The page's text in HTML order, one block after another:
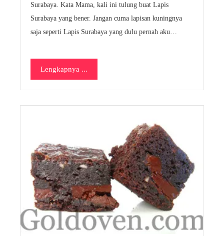
Surabaya. Kata Mama, kali ini tulung buat Lapis
Surabaya yang bener. Jangan cuma lapisan kuningnya
saja seperti Lapis Surabaya yang dulu pernah aku…
Lengkapnya ...